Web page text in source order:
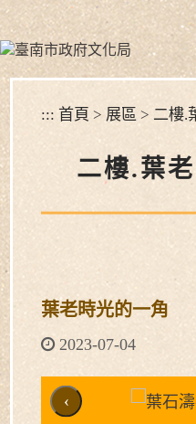
跳
到
主
要
內
容
塊
::: 首頁 > 展區 > 二樓.
二樓.葉
葉老時光的一角
2023-07-04
‹